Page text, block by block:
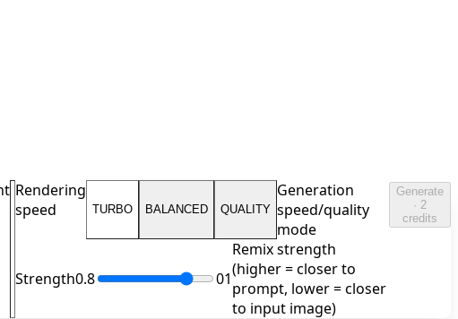
Rendering
speed
TURBO BALANCED QUALITY
Generation
speed/quality
mode
Strength0.8 01
Remix strength
(higher = closer to
prompt, lower = closer
to input image)
Generate
· 2
credits